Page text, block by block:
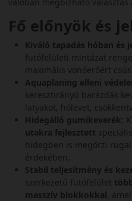
Fő előnyök és
Kiváló tapadás hóban és
futófelületi mintázat
maximális vonóerőért
Aquaplaning elleni
keresztirányú barázdák
latyakot, hólevet,
Hidegálló gumikeverék:
utakra fejlesztett
hidegben is megőrzi
érdekében.
Stabil teljesítmény és
szerkezetű futófelület
masszív blokkokkal ,